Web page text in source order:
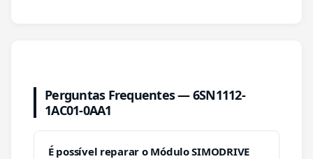
Perguntas Frequentes — 6SN1112-
1AC01-0AA1
É possível reparar o Módulo SIMODRIVE